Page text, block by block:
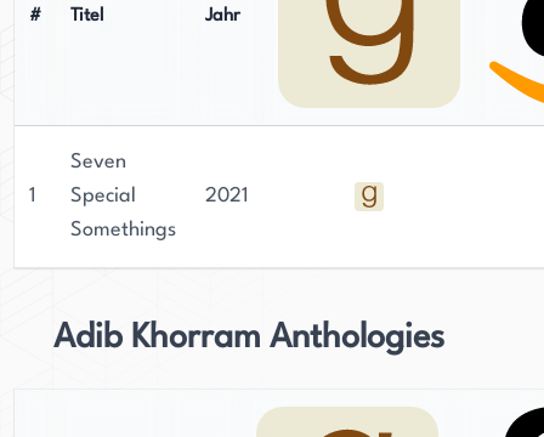
# Titel Jahr
1
Seven
Special
Somethings
2021
Adib Khorram Anthologies